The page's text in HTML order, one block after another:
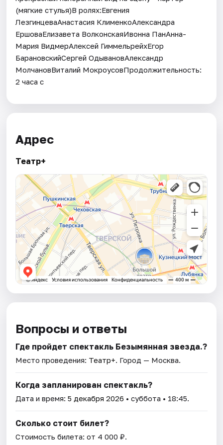
(мягкие стулья)В ролях:Евгения
ЛезгинцеваАнастасия КлименкоАлександра
ЕршоваЕлизавета ВолконскаяИвонна ПанАнна-
Мария ВидмерАлексей ГиммельрейхЕгор
БарановскийСергей ОдывановАлександр
МолчановВиталий МокроусовПродолжительность:
2 часа с
Адрес
Театр+
Вопросы и ответы
Где пройдет спектакль Безымянная звезда.?
Место проведения: Театр+. Город — Москва.
Когда запланирован спектакль?
Дата и время:5 декабря 2026 • суббота • 18:45.
Сколько стоит билет?
Стоимость билета: от 4 000 ₽.